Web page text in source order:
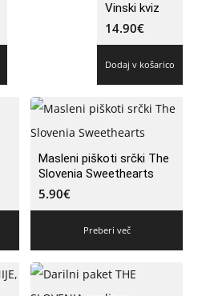
Vinski kviz
14.90€
Dodaj v košarico
Masleni piškoti srčki The
Slovenia Sweethearts
5.90€
Preberi več